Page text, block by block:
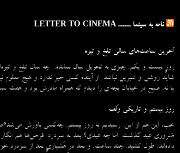
نامه به سینما ـــــ LETTER TO CINEMA
آخرین ساعت‌های سالی تلخ و تیره
روزِ بیست و یکم. چیزی به تحویل سال نمانده. چه سال تلخ و
شاید روشن و شیرین نباشد. از آینده کسی خبر ندارد و هیچ معلوم
یا نه. صبح در خیابان بچه‌ای را دیدم که همراه مادرش بود و
روز بیستم و تاریکی وُلف
خب، این هم از این. رسیدیم به روز بیستم. چه‌کسی باورش
ضروری عید گذشت. اما چه عیدی؟ بعد به سردرد. قرص‌ها هم
داده‌اند. طول کشید. چند ساعت. و بعد در هُشیاریِ بعد از سردرد